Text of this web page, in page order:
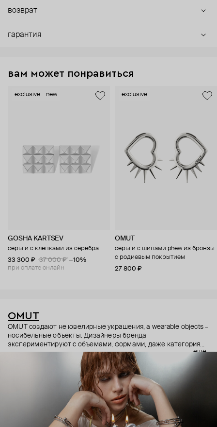
возврат
гарантия
вам может понравиться
exclusive new
GOSHA KARTSEV
серьги с клепками из серебра
33 300 ₽
37 000 ₽ −10%
при оплате онлайн
exclusive
OMUT
серьги с шипами phew из бронзы
с родиевым покрытием
27 800 ₽
OMUT
OMUT создают не ювелирные украшения, а wearable objects –
носибельные объекты. Дизайнеры бренда
экспериментируют с объемами, формами, даже категориями
украшений (цепи – не только на шею, но и на тело). В
результате получаются лаконичные украшения, но всегда с
неожиданными деталями: колье с пирсингом, шипованные
сердца и серьги-цепи. Украшения OMUT носят стилисты,
музыкальные исполнители и лидеры мнений: Алексей
Сухарев, Андрей Toxi$, Валя Карнавал и многие другие.
Эксклюзивно для Poison Drop бренд выпустил коллекцию
HOLD YOUR HORSES (Придержи своих коней),
ещё